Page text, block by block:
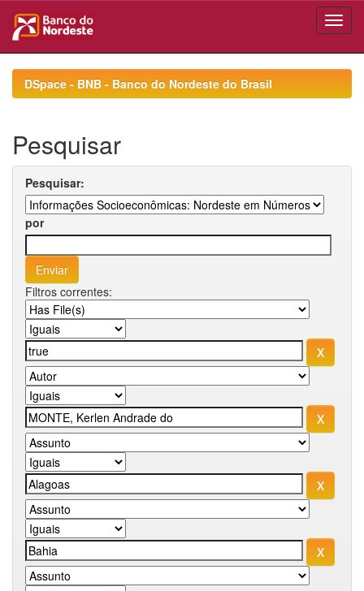
navigationDSpace - BNB - Banco do Nordeste do Brasil
Pesquisar
Pesquisar:
por
Filtros correntes: